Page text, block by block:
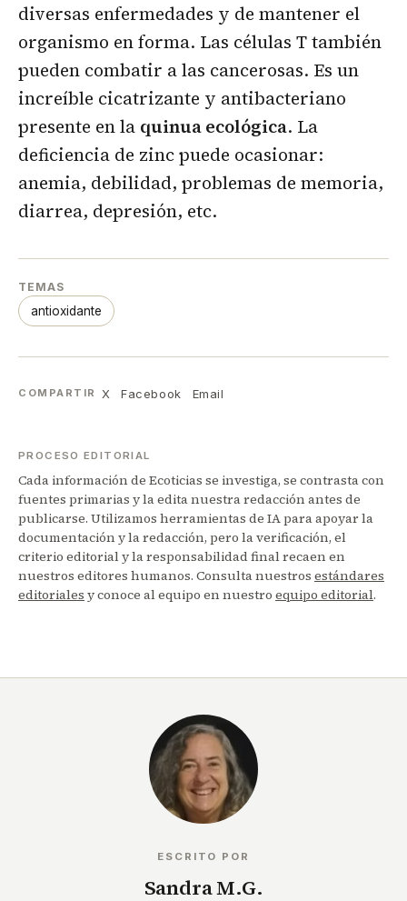
diversas enfermedades y de mantener el
organismo en forma. Las células T también
pueden combatir a las cancerosas. Es un
increíble cicatrizante y antibacteriano
presente en la quinua ecológica. La
deficiencia de zinc puede ocasionar:
anemia, debilidad, problemas de memoria,
diarrea, depresión, etc.
TEMAS
antioxidante
COMPARTIR X Facebook Email
PROCESO EDITORIAL
Cada información de Ecoticias se investiga, se contrasta con
fuentes primarias y la edita nuestra redacción antes de
publicarse. Utilizamos herramientas de IA para apoyar la
documentación y la redacción, pero la verificación, el
criterio editorial y la responsabilidad final recaen en
nuestros editores humanos. Consulta nuestros estándares
editoriales y conoce al equipo en nuestro equipo editorial.
ESCRITO POR
Sandra M.G.